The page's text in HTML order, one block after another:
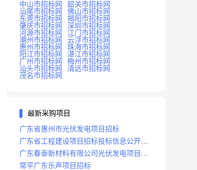
中山市招标网
韶关市招标网
汕尾市招标网
佛山市招标网
东莞市招标网
揭阳市招标网
肇庆市招标网
深圳市招标网
河源市招标网
江门市招标网
潮州市招标网
云浮市招标网
惠州市招标网
珠海市招标网
阳江市招标网
湛江市招标网
广州市招标网
梅州市招标网
汕头市招标网
清远市招标网
茂名市招标网
最新采购项目
广东省惠州市光伏发电项目招标
广东省工程建设项目招标投标信息公开目
录
广东春泰新材料有限公司光伏发电项目招
标
常平广东乐声项目招标